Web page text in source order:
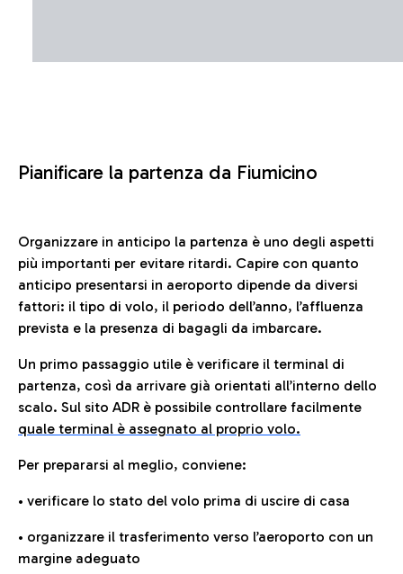
Pianificare la partenza da Fiumicino
Organizzare in anticipo la partenza è uno degli aspetti
più importanti per evitare ritardi. Capire con quanto
anticipo presentarsi in aeroporto dipende da diversi
fattori: il tipo di volo, il periodo dell’anno, l’affluenza
prevista e la presenza di bagagli da imbarcare.
Un primo passaggio utile è verificare il terminal di
partenza, così da arrivare già orientati all’interno dello
scalo. Sul sito ADR è possibile controllare facilmente
quale terminal è assegnato al proprio volo.
Per prepararsi al meglio, conviene:
• verificare lo stato del volo prima di uscire di casa
• organizzare il trasferimento verso l’aeroporto con un
margine adeguato